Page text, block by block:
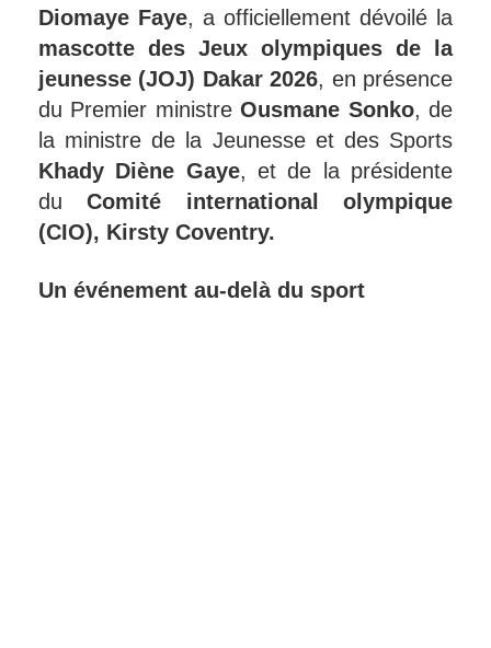
Diomaye Faye, a officiellement dévoilé la
mascotte des Jeux olympiques de la
jeunesse (JOJ) Dakar 2026, en présence
du Premier ministreOusmane Sonko, de
la ministre de la Jeunesse et des Sports
Khady Diène Gaye, et de la présidente
duComité international olympique
(CIO), Kirsty Coventry.
Un événement au-delà du sport